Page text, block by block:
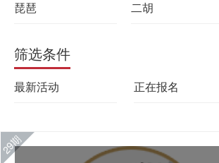
琵琶 二胡
筛选条件
最新活动 正在报名
期